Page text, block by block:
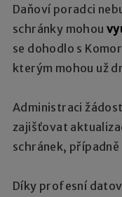
Daňoví poradci
schránky mohou
se dohodlo s
kterým mohou už
Administraci
zajišťovat
schránek,
Díky profesní